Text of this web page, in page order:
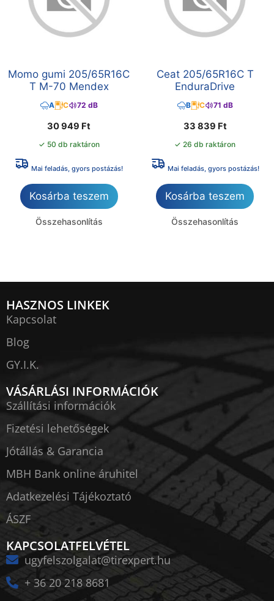
Momo gumi 205/65R16C
T M-70 Mendex
A C 72 dB
30 949 Ft
✓ 50 db raktáron
Mai feladás, gyors postázás!
Kosárba teszem
Összehasonlítás
Ceat 205/65R16C T
EnduraDrive
B C 71 dB
33 839 Ft
✓ 26 db raktáron
Mai feladás, gyors postázás!
Kosárba teszem
Összehasonlítás
HASZNOS LINKEK
Kapcsolat
Blog
GY.I.K.
VÁSÁRLÁSI INFORMÁCIÓK
Szállítási információk
Fizetési lehetőségek
Jótállás & Garancia
MBH Bank online áruhitel
Adatkezelési Tájékoztató
ÁSZF
KAPCSOLATFELVÉTEL
ugyfelszolgalat@tirexpert.hu
+ 36 20 218 8681